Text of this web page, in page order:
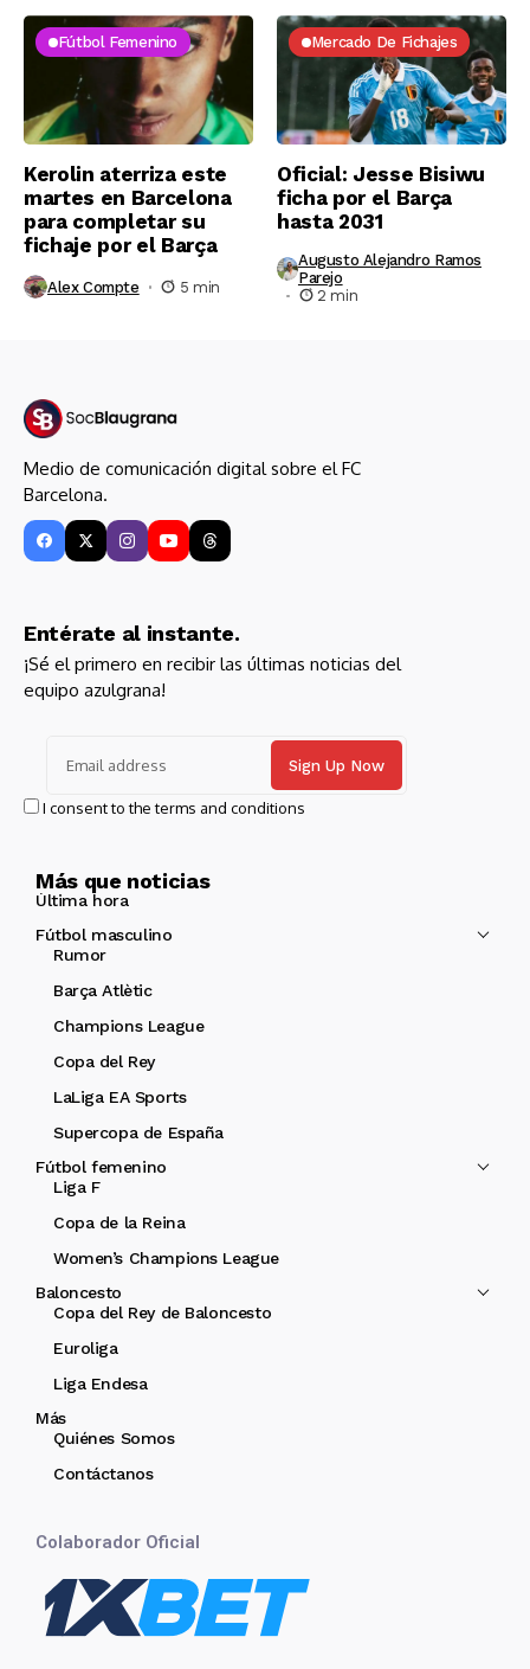
Fútbol Femenino
Kerolin aterriza este
martes en Barcelona
para completar su
fichaje por el Barça
Alex Compte 5 min
Mercado De Fichajes
Oficial: Jesse Bisiwu
ficha por el Barça
hasta 2031
Augusto Alejandro Ramos
Parejo
2 min
Medio de comunicación digital sobre el FC
Barcelona.
Entérate al instante.
¡Sé el primero en recibir las últimas noticias del
equipo azulgrana!
I consent to the terms and conditions
Más que noticias
Última hora
Fútbol masculino
Rumor
Barça Atlètic
Champions League
Copa del Rey
LaLiga EA Sports
Supercopa de España
Fútbol femenino
Liga F
Copa de la Reina
Women’s Champions League
Baloncesto
Copa del Rey de Baloncesto
Euroliga
Liga Endesa
Más
Quiénes Somos
Contáctanos
Colaborador Oficial